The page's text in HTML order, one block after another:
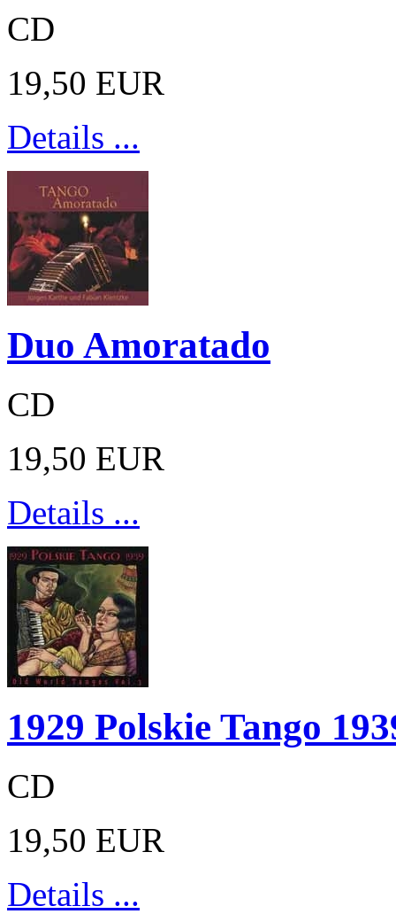
CD
19,50 EUR
Details ...
Duo Amoratado
CD
19,50 EUR
Details ...
1929 Polskie Tango
CD
19,50 EUR
Details ...